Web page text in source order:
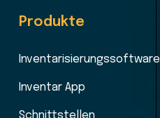
Produkte
Inventarisierungssoftware
Inventar App